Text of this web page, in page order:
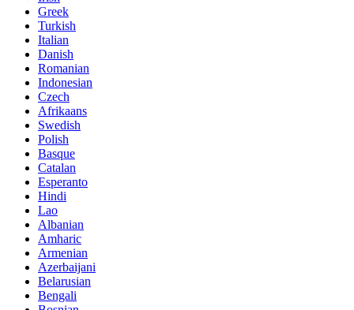
Greek
Turkish
Italian
Danish
Romanian
Indonesian
Czech
Afrikaans
Swedish
Polish
Basque
Catalan
Esperanto
Hindi
Lao
Albanian
Amharic
Armenian
Azerbaijani
Belarusian
Bengali